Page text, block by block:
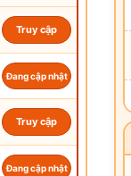
Truy cập
Đang cập nhật
Truy cập
Đang cập nhật